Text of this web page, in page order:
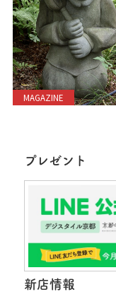
MAGAZINE
プレゼント
新店情報